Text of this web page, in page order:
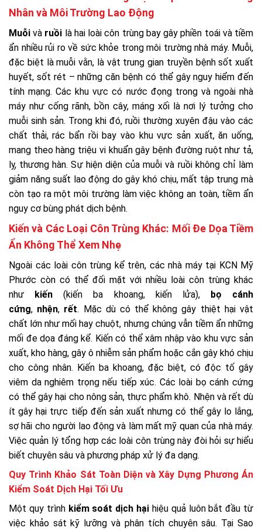
Nhân và Môi Trường Lao Động
Muỗi và ruồi là hai loài côn trùng bay gây phiền toái và tiềm
ẩn nhiều rủi ro về sức khỏe trong môi trường nhà máy. Muỗi,
đặc biệt là muỗi vằn, là vật trung gian truyền bệnh sốt xuất
huyết, sốt rét – những căn bệnh có thể gây nguy hiểm đến
tính mạng. Các khu vực có nước đọng trong và ngoài nhà
máy như cống rãnh, bồn cây, máng xối là nơi lý tưởng cho
muỗi sinh sản. Trong khi đó, ruồi thường xuyên đậu vào các
chất thải, rác bẩn rồi bay vào khu vực sản xuất, ăn uống,
mang theo hàng triệu vi khuẩn gây bệnh đường ruột như tả,
lỵ, thương hàn. Sự hiện diện của muỗi và ruồi không chỉ làm
giảm năng suất lao động do gây khó chịu, mất tập trung mà
còn tạo ra một môi trường làm việc không an toàn, tiềm ẩn
nguy cơ bùng phát dịch bệnh.
Kiến và Các Loại Côn Trùng Khác: Mối Đe Dọa Tiềm
Ẩn Không Thể Xem Nhẹ
Ngoài các loài côn trùng kể trên, các nhà máy tại KCN Mỹ
Phước còn có thể đối mặt với nhiều loài côn trùng khác
như kiến (kiến ba khoang, kiến lửa), bọ cánh
cứng, nhện, rết. Mặc dù có thể không gây thiệt hại vật
chất lớn như mối hay chuột, nhưng chúng vẫn tiềm ẩn những
mối đe dọa đáng kể. Kiến có thể xâm nhập vào khu vực sản
xuất, kho hàng, gây ô nhiễm sản phẩm hoặc cắn gây khó chịu
cho công nhân. Kiến ba khoang, đặc biệt, có độc tố gây
viêm da nghiêm trọng nếu tiếp xúc. Các loài bọ cánh cứng
có thể gây hại cho nông sản, thực phẩm khô. Nhện và rết dù
ít gây hại trực tiếp đến sản xuất nhưng có thể gây lo lắng,
sợ hãi cho người lao động và làm mất mỹ quan của nhà máy.
Việc quản lý tổng hợp các loài côn trùng này đòi hỏi sự hiểu
biết chuyên sâu và phương pháp xử lý đa dạng.
Quy Trình Khảo Sát Toàn Diện và Xây Dựng Phương Án
Kiểm Soát Dịch Hại Tối Ưu
Một quy trình kiểm soát dịch hại hiệu quả luôn bắt đầu từ
việc khảo sát kỹ lưỡng và phân tích chuyên sâu. Tại Sao